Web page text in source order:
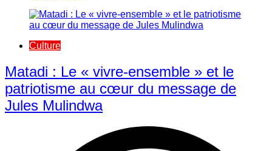
Culture
Matadi : Le « vivre-ensemble » et le
patriotisme au cœur du message de
Jules Mulindwa